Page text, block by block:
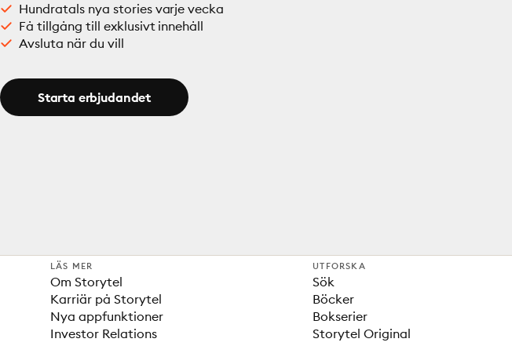
Hundratals nya stories varje vecka
Få tillgång till exklusivt innehåll
Avsluta när du vill
Starta erbjudandet
LÄS MER
Om Storytel
Karriär på Storytel
Nya appfunktioner
Investor Relations
UTFORSKA
Sök
Böcker
Bokserier
Storytel Original